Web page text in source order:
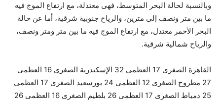
وبالنسبة لحالة البحر المتوسط، فهى معتدلة، مع ارتفاع الموج فيه
ما بين متر ونصف إلى مترين، والرياح جنوبية شرقية، أما عن حالة
البحر الأحمر معتدل، مع ارتفاع الموج فيه ما بين متر ومتر ونصف،
والرياح شمالية شرقية.
القاهرة الصغرى 17 العظمى 32 الإسكندرية الصغرى 16 العظمى
27 مطروح الصغرى 12 العظمى 24 بورسعيد الصغرى 17 العظمى
25 دمياط الصغرى 17 العظمى 26 بلطيم الصغرى 16 العظمى 26